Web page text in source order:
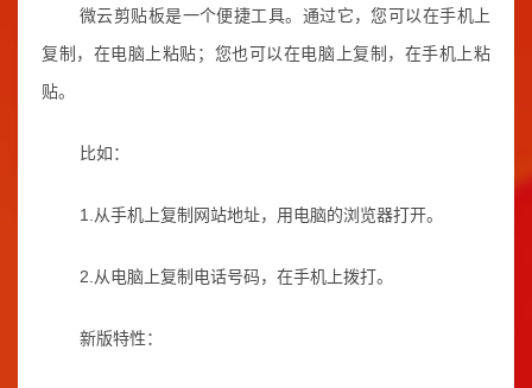
微云剪贴板是一个便捷工具。通过它，您可以在手机上
复制，在电脑上粘贴；您也可以在电脑上复制，在手机上粘
贴。
比如：
1.从手机上复制网站地址，用电脑的浏览器打开。
2.从电脑上复制电话号码，在手机上拨打。
新版特性：